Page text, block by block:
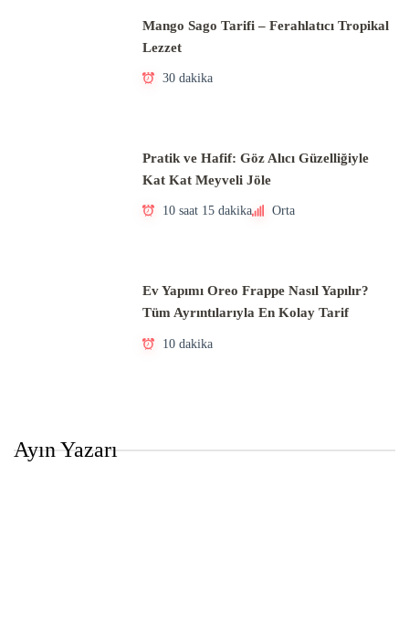
Mango Sago Tarifi – Ferahlatıcı Tropikal
Lezzet
30 dakika
Pratik ve Hafif: Göz Alıcı Güzelliğiyle
Kat Kat Meyveli Jöle
10 saat 15 dakika Orta
Ev Yapımı Oreo Frappe Nasıl Yapılır?
Tüm Ayrıntılarıyla En Kolay Tarif
10 dakika
Ayın Yazarı